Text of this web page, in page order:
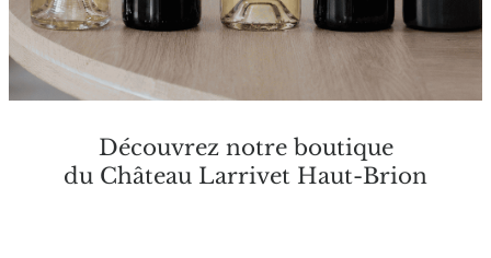
Découvrez notre boutique
du Château Larrivet Haut-Brion